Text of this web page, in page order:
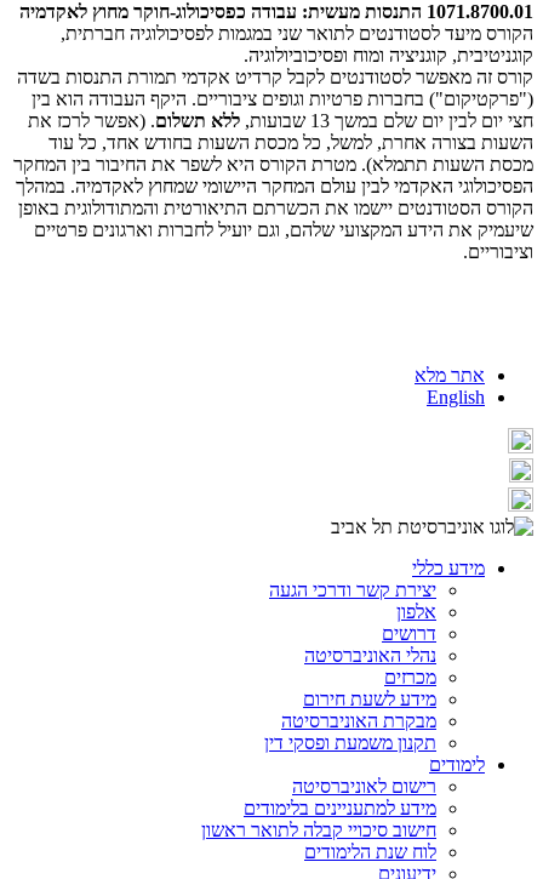
1071.8700.01 התנסות מעשית: עבודה כפסיכולוג-חוקר מחוץ לאקדמיה
הקורס מיעד לסטודנטים לתואר שני במגמות לפסיכולוגיה חברתית,
קוגניטיבית, קוגניציה ומוח ופסיכוביולוגיה.
קורס זה מאפשר לסטודנטים לקבל קרדיט אקדמי תמורת התנסות בשדה
("פרקטיקום") בחברות פרטיות וגופים ציבוריים. היקף העבודה הוא בין
חצי יום לבין יום שלם במשך 13 שבועות,
ללא תשלום.
)אפשר לרכז את
השעות בצורה אחרת, למשל, כל מכסת השעות בחודש אחד, כל עוד
מכסת השעות תתמלא). מטרת הקורס היא לשפר את החיבור בין המחקר
הפסיכולוגי האקדמי לבין עולם המחקר היישומי שמחוץ לאקדמיה. במהלך
הקורס הסטודנטים יישמו את הכשרתם התיאורטית והמתודולוגית באופן
שיעמיק את הידע המקצועי שלהם, וגם יועיל לחברות וארגונים פרטיים
וציבוריים.
אתר מלא
English
מידע כללי
יצירת קשר ודרכי הגעה
אלפון
דרושים
נהלי האוניברסיטה
מכרזים
מידע לשעת חירום
מבקרת האוניברסיטה
תקנון משמעת ופסקי דין
לימודים
רישום לאוניברסיטה
מידע למתעניינים בלימודים
חישוב סיכויי קבלה לתואר ראשון
לוח שנת הלימודים
ידיעונים